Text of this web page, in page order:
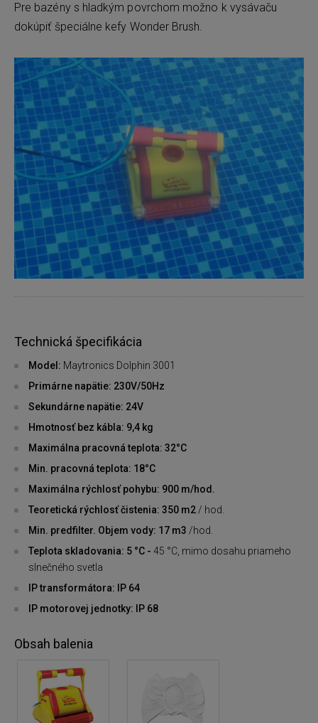
Pre bazény s hladkým povrchom možno k vysávaču
dokúpiť špeciálne kefy Wonder Brush.
Technická špecifikácia
Model: Maytronics Dolphin 3001
Primárne napätie: 230V/50Hz
Sekundárne napätie: 24V
Hmotnosť bez kábla: 9,4 kg
Maximálna pracovná teplota: 32°C
Min. pracovná teplota: 18°C
Maximálna rýchlosť pohybu: 900 m/hod.
Teoretická rýchlosť čistenia: 350 m2 / hod.
Min. predfilter. Objem vody: 17 m3 /hod.
Teplota skladovania: 5 °C - 45 °C, mimo dosahu priameho
slnečného svetla
IP transformátora: IP 64
IP motorovej jednotky: IP 68
Obsah balenia